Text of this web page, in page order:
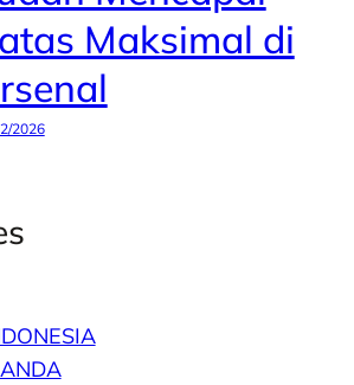
Maksimal di
2026